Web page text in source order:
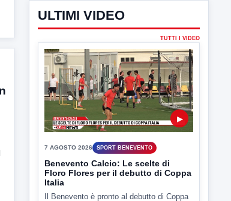
ULTIMI VIDEO
TUTTI I VIDEO
7 AGOSTO 2026 SPORT BENEVENTO